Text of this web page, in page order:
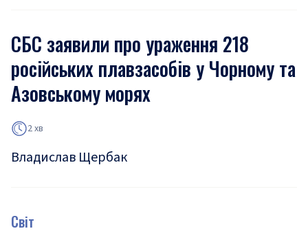
СБС заявили про ураження 218
російських плавзасобів у Чорному та
Азовському морях
2 хв
Владислав Щербак
Світ